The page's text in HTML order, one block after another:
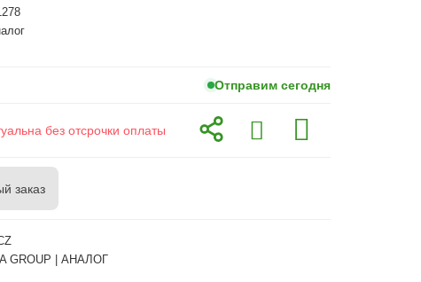
Отправим сегодня
без отсрочки оплаты
заказ
GROUP | АНАЛОГ